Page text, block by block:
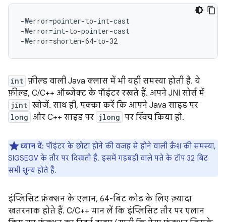
-Werror=pointer-to-int-cast
-Werror=int-to-pointer-cast
int फ़ील्ड वाली Java क्लास में भी यही समस्या होती है. ये
फ़ील्ड, C/C++ ऑब्जेक्ट के पॉइंटर रखते हैं. अपने JNI सोर्स में
jint खोजें. साथ ही, पक्का करें कि आपने Java साइड पर
long और C++ साइड पर jlong पर स्विच किया हो.
ध्यान दें: पॉइंटर के छोटा होने की वजह से होने वाली क्रैश की समस्या,
SIGSEGV के तौर पर दिखती है. इसमें गड़बड़ी वाले पते के टॉप 32 बिट
सभी शून्य होते हैं.
इंप्लिसिट फ़ंक्शन के एलान, 64-बिट कोड के लिए ज़्यादा
खतरनाक होते हैं. C/C++ मान लें कि इंप्लिसिट तौर पर एलान